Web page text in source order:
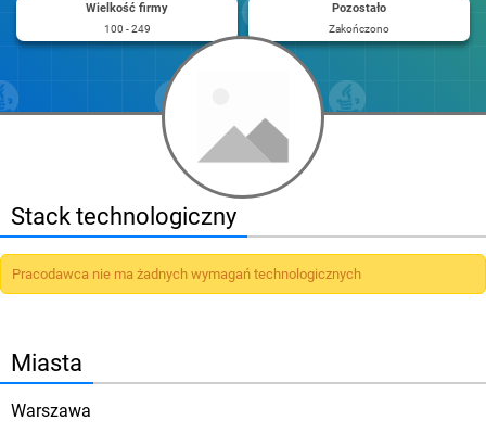
Wielkość firmy
100 - 249
Pozostało
Zakończono
Stack technologiczny
Pracodawca nie ma żadnych wymagań technologicznych
Miasta
Warszawa